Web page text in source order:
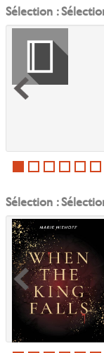
Sélection :
Sélection :